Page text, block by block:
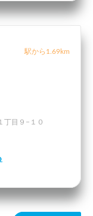
駅から1.69km
丁目９−１０